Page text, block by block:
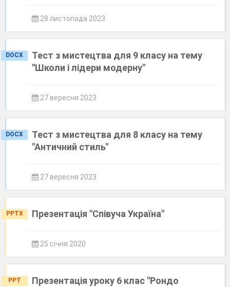
28 листопада 2023
DOCX
Тест з мистецтва для 9 класу на тему
"Школи і лідери модерну"
27 вересня 2023
DOCX
Тест з мистецтва для 8 класу на тему
"Античний стиль"
27 вересня 2023
PPTX Презентація "Співуча Україна"
25 січня 2020
PPT
Презентація уроку 6 клас "Рондо